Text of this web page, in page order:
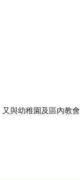
與幼稚園及區內教